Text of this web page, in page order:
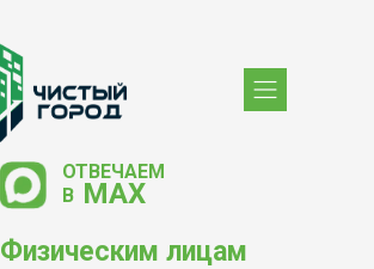
Физическим лицам
ОТВЕЧАЕМ
В МАХ